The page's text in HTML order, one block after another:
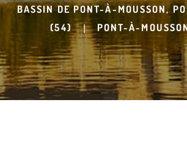
BASSIN DE PONT-À-MOUSSON,
(54)
| PONT-À-